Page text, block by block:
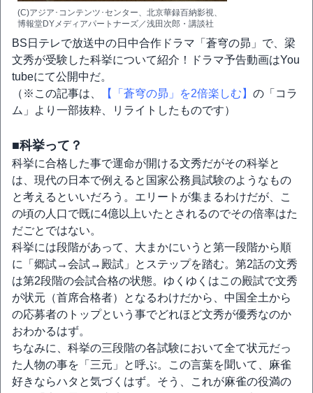
(C)アジア･コンテンツ･センター、北京華録百納影視、
博報堂DYメディアパートナーズ／浅田次郎・講談社
BS日テレで放送中の日中合作ドラマ「蒼穹の昴」で、梁
文秀が受験した科挙について紹介！ドラマ予告動画はYou
tubeにて公開中だ。
（※この記事は、
【「蒼穹の昴」を2倍楽しむ】 の「コラ
ム」より一部抜粋、リライトしたものです）
■科挙って？
科挙に合格した事で運命が開ける文秀だがその科挙と
は、現代の日本で例えると国家公務員試験のようなもの
と考えるといいだろう。エリートが集まるわけだが、こ
の頃の人口で既に4億以上いたとされるのでその倍率はた
だごとではない。
科挙には段階があって、大まかにいうと第一段階から順
に「郷試→会試→殿試」とステップを踏む。第2話の文秀
は第2段階の会試合格の状態。ゆくゆくはこの殿試で文秀
が状元（首席合格者）となるわけだから、中国全土から
の応募者のトップという事でどれほど文秀が優秀なのか
おわかるはず。
ちなみに、科挙の三段階の各試験において全て状元だっ
た人物の事を「三元」と呼ぶ。この言葉を聞いて、麻雀
好きならハタと気づくはず。そう、これが麻雀の役満の